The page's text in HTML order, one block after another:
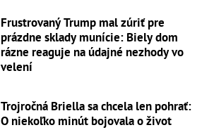
Frustrovaný Trump mal zúriť pre
prázdne sklady munície: Biely dom
rázne reaguje na údajné nezhody vo
velení
Trojročná Briella sa chcela len pohrať:
O niekoľko minút bojovala o život